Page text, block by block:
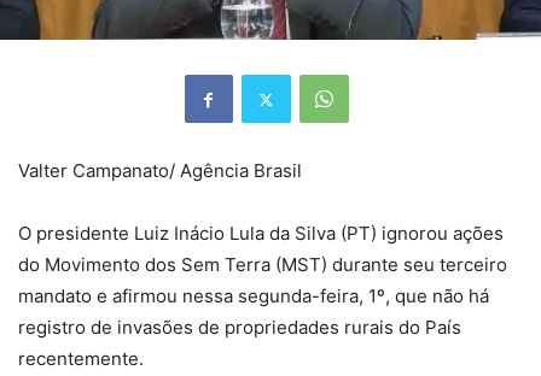
Valter Campanato/ Agência Brasil
O presidente Luiz Inácio Lula da Silva (PT) ignorou ações
do Movimento dos Sem Terra (MST) durante seu terceiro
mandato e afirmou nessa segunda-feira, 1º, que não há
registro de invasões de propriedades rurais do País
recentemente.